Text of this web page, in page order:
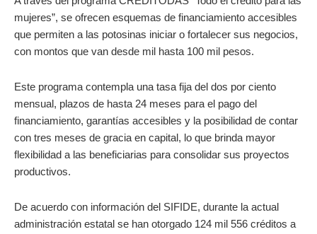
mujeres”, se ofrecen esquemas de financiamiento accesibles
que permiten a las potosinas iniciar o fortalecer sus negocios,
con montos que van desde mil hasta 100 mil pesos.
Este programa contempla una tasa fija del dos por ciento
mensual, plazos de hasta 24 meses para el pago del
financiamiento, garantías accesibles y la posibilidad de contar
con tres meses de gracia en capital, lo que brinda mayor
flexibilidad a las beneficiarias para consolidar sus proyectos
productivos.
De acuerdo con información del SIFIDE, durante la actual
administración estatal se han otorgado 124 mil 556 créditos a